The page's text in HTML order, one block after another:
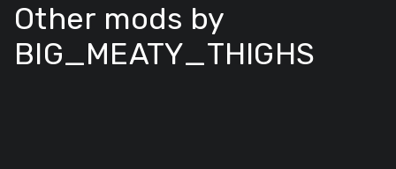
Other mods by
BIG_MEATY_THIGHS